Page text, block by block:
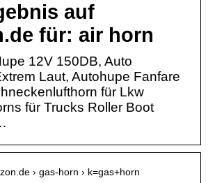
auf
für: air horn
12V 150DB, Auto
Laut, Autohupe Fanfare
für Lkw
für Trucks Roller Boot
› gas-horn › k=gas+horn